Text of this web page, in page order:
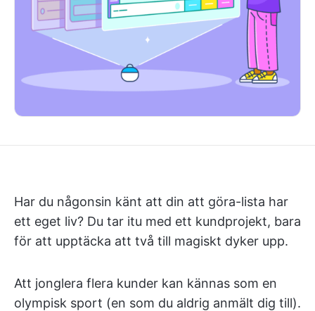
Har du någonsin känt att din att göra-lista har
ett eget liv? Du tar itu med ett kundprojekt, bara
för att upptäcka att två till magiskt dyker upp.
Att jonglera flera kunder kan kännas som en
olympisk sport (en som du aldrig anmält dig till).